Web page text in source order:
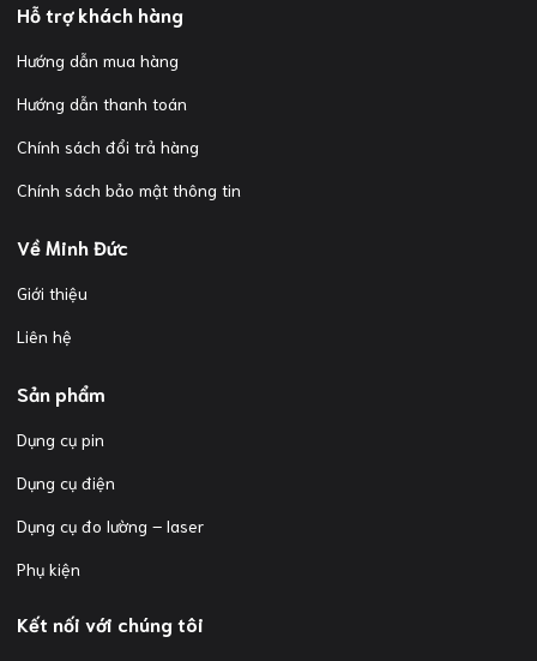
Hỗ trợ khách hàng
Hướng dẫn mua hàng
Hướng dẫn thanh toán
Chính sách đổi trả hàng
Chính sách bảo mật thông tin
Về Minh Đức
Giới thiệu
Liên hệ
Sản phẩm
Dụng cụ pin
Dụng cụ điện
Dụng cụ đo lường – laser
Phụ kiện
Kết nối với chúng tôi